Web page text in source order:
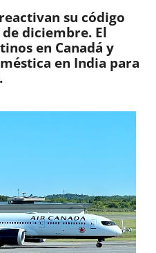
su código
diciembre. El
en Canadá y
en India para